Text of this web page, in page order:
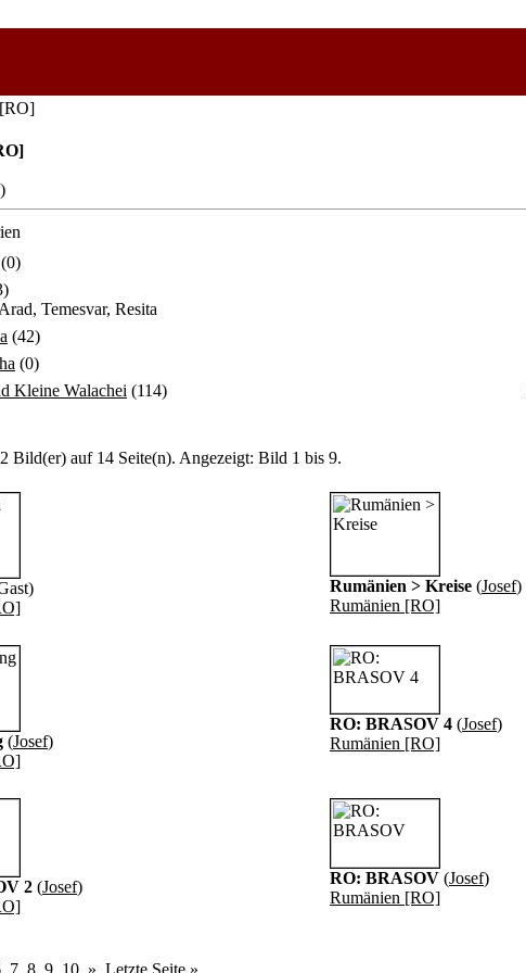
(0)
Temesvar, Resita
(42)
(0)
Kleine Walachei (114)
Bild(er) auf 14 Seite(n). Angezeigt: Bild 1 bis 9.
Rumänien > Kreise (Josef)
Rumänien [RO]
(Josef)
RO: BRASOV 4 (Josef)
Rumänien [RO]
2 (Josef)
RO: BRASOV (Josef)
Rumänien [RO]
7 8 9 10 » Letzte Seite »